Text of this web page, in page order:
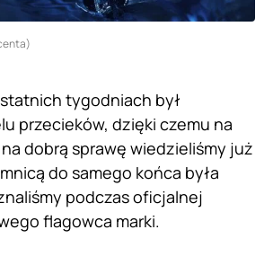
tygodniach był
przecieków, dzięki czemu na
dobrą sprawę wiedzieliśmy już
do samego końca była
podczas oficjalnej
flagowca marki.